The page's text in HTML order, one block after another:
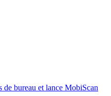
bureau et lance MobiScan